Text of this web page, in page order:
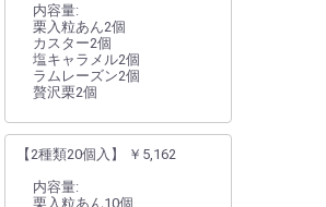
内容量:
栗入粒あん2個
カスター2個
塩キャラメル2個
ラムレーズン2個
贅沢栗2個
【2種類20個入】 ￥5,162
内容量:
栗入粒あん10個